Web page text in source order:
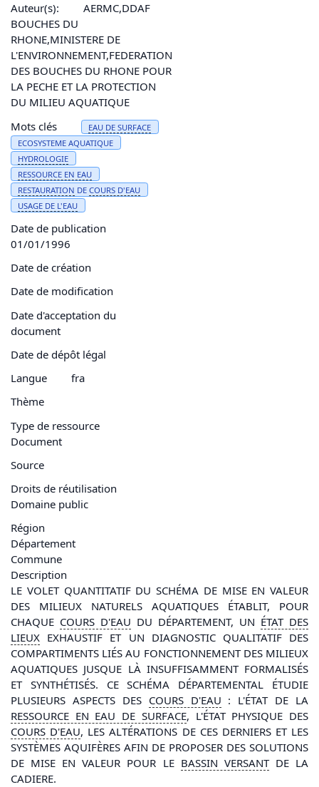
Auteur(s):
AERMC,DDAF
BOUCHES DU
RHONE,MINISTERE DE
L'ENVIRONNEMENT,FEDERATION
DES BOUCHES DU RHONE POUR
LA PECHE ET LA PROTECTION
DU MILIEU AQUATIQUE
Mots clés
EAU DE SURFACE
ECOSYSTEME AQUATIQUE
HYDROLOGIE
RESSOURCE EN EAU
RESTAURATION DECOURS D'EAU
USAGE DE L'EAU
Date de publication
01/01/1996
Date de création
Date de modification
Date d'acceptation du
document
Date de dépôt légal
Langue
fra
Thème
Type de ressource
Document
Source
Droits de réutilisation
Domaine public
Région
Département
Commune
Description
LE VOLET QUANTITATIF DU SCHÉMA DE MISE EN VALEUR
DES MILIEUX NATURELS AQUATIQUES ÉTABLIT, POUR
CHAQUE COURS D'EAU DU DÉPARTEMENT, UN ÉTAT DES
LIEUX EXHAUSTIF ET UN DIAGNOSTIC QUALITATIF DES
COMPARTIMENTS LIÉS AU FONCTIONNEMENT DES MILIEUX
AQUATIQUES JUSQUE LÀ INSUFFISAMMENT FORMALISÉS
ET SYNTHÉTISÉS. CE SCHÉMA DÉPARTEMENTAL ÉTUDIE
PLUSIEURS ASPECTS DES COURS D'EAU : L'ÉTAT DE LA
RESSOURCE EN EAU DE SURFACE, L'ÉTAT PHYSIQUE DES
COURS D'EAU, LES ALTÉRATIONS DE CES DERNIERS ET LES
SYSTÈMES AQUIFÈRES AFIN DE PROPOSER DES SOLUTIONS
DE MISE EN VALEUR POUR LE BASSIN VERSANTDE LA
CADIERE.